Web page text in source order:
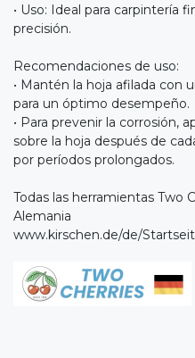
• Uso: Ideal para carpintería
precisión.
Recomendaciones de uso:
• Mantén la hoja afilada con
para un óptimo desempeño.
• Para prevenir la corrosión,
sobre la hoja después de
por períodos prolongados.
Todas las herramientas Two
Alemania
www.kirschen.de/de/